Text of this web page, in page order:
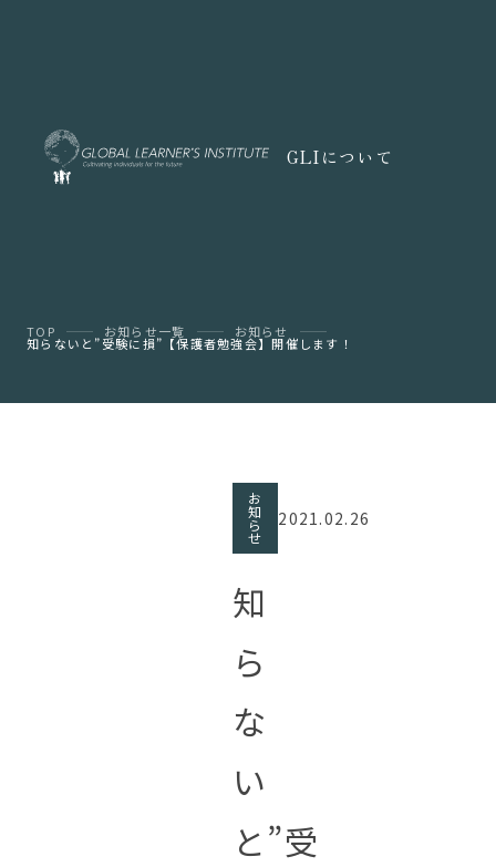
GLIについて
TOP お知らせ一覧 お知らせ
知らないと”受験に損”【保護者勉強会】開催します！
お
知
ら
せ
2021.02.26
知
ら
な
い
と”受